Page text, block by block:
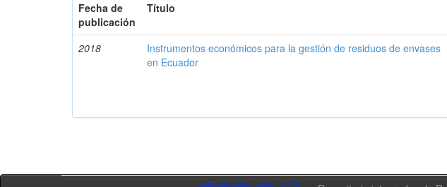
Fecha de
publicación
Título
2018
Instrumentos económicos para la gestión de residuos de envases
en Ecuador